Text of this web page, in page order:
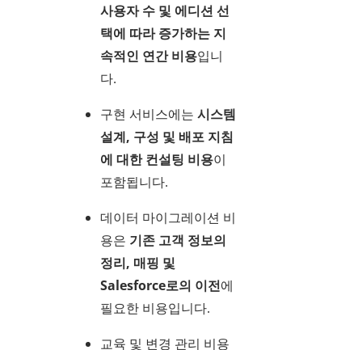
사용자 수 및 에디션 선
택에 따라 증가하는 지
속적인 연간 비용입니
다.
구현 서비스에는 시스템
설계, 구성 및 배포 지침
에 대한 컨설팅 비용이
포함됩니다.
데이터 마이그레이션 비
용은 기존 고객 정보의
정리, 매핑 및
Salesforce로의 이전에
필요한 비용입니다.
교육 및 변경 관리 비용